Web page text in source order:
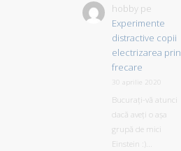
hobbype
Experimente
distractive copii
electrizarea prin
frecare
30 aprilie 2020
Bucurați-vă atunci
dacă aveți o așa
grupă de mici
Einstein :)...